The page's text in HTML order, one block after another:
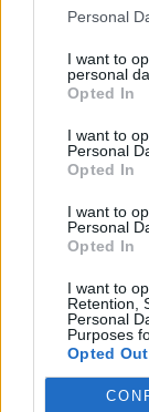
Personal
I want to
personal
Opted In
I want to
Personal
Opted In
I want to
Personal
Opted In
I want to
Retention,
Personal
Purposes
Opted Out